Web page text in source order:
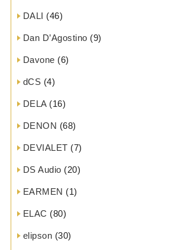
DALI (46)
Dan D’Agostino (9)
Davone (6)
dCS (4)
DELA(16)
DENON (68)
DEVIALET (7)
DS Audio (20)
EARMEN (1)
ELAC (80)
elipson (30)